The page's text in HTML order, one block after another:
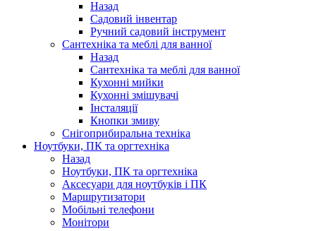
Назад
Садовий інвентар
Ручний садовий інструмент
Сантехніка та меблі для ванної
Назад
Сантехніка та меблі для ванної
Кухонні мийки
Кухонні змішувачі
Інсталяції
Кнопки змиву
Снігоприбиральна техніка
Ноутбуки, ПК та оргтехніка
Назад
Ноутбуки, ПК та оргтехніка
Аксесуари для ноутбуків і ПК
Маршрутизатори
Мобільні телефони
Монітори